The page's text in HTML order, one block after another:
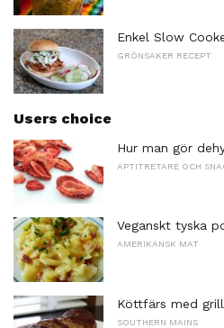
Enkel Slow
GRÖNSAKER RECEPT
Users choice
Hur man gör
APTITRETARE OCH
Veganskt tyska
AMERIKANSK MAT
Köttfärs med
SOUTHERN MAINS